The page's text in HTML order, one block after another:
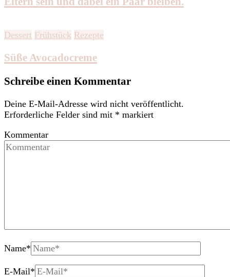
Dessert Frühstück Rezepte
Süße Avocadocreme
Schreibe einen Kommentar
Deine E-Mail-Adresse wird nicht veröffentlicht.
Erforderliche Felder sind mit * markiert
Kommentar
Name*
E-Mail*